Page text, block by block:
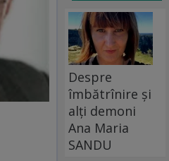
Despre
îmbătrînire și
alți demoni
Ana Maria
SANDU